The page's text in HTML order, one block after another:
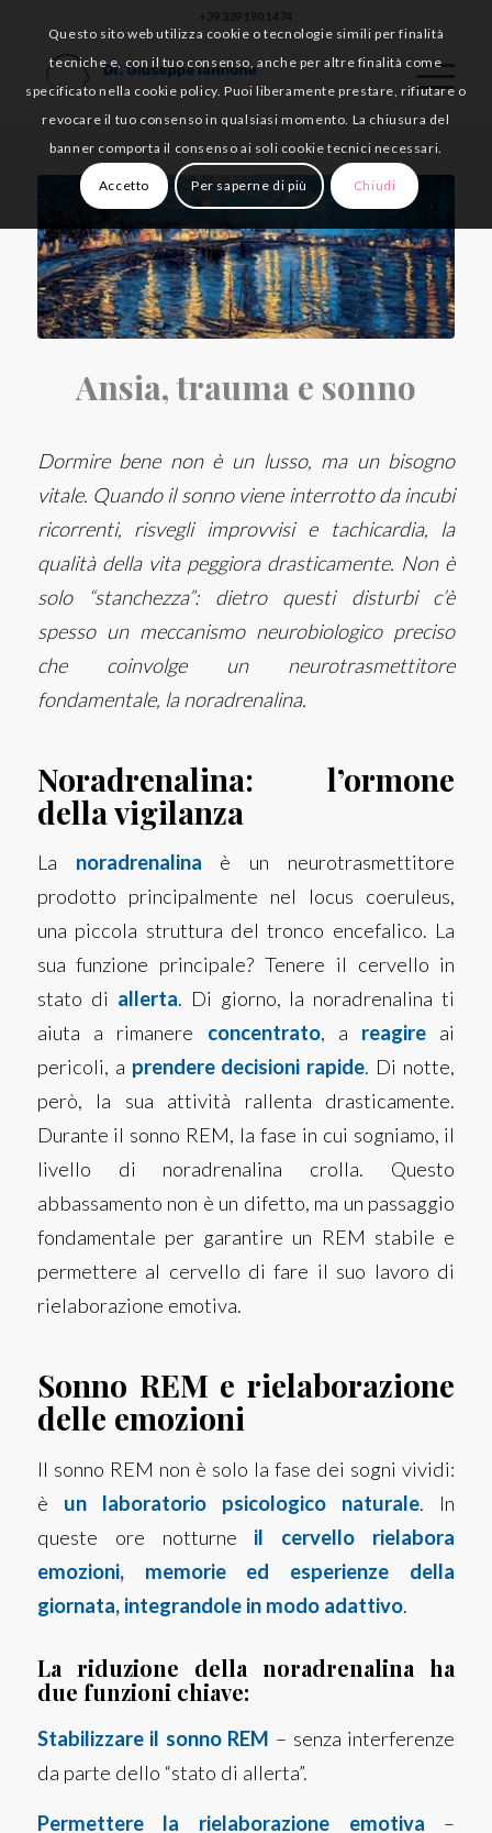
+39 339 190 1474
Ansia, trauma e sonno
Dormire bene non è un lusso, ma un bisogno
vitale. Quando il sonno viene interrotto da incubi
ricorrenti, risvegli improvvisi e tachicardia, la
qualità della vita peggiora drasticamente. Non è
solo “stanchezza”: dietro questi disturbi c’è
spesso un meccanismo neurobiologico preciso
che coinvolge un neurotrasmettitore
fondamentale, la noradrenalina.
Noradrenalina: l’ormone
della vigilanza
La noradrenalina è un neurotrasmettitore
prodotto principalmente nel locus coeruleus,
una piccola struttura del tronco encefalico. La
sua funzione principale? Tenere il cervello in
stato di allerta. Di giorno, la noradrenalina ti
aiuta a rimanere concentrato, a reagire ai
pericoli, a prendere decisioni rapide. Di notte,
però, la sua attività rallenta drasticamente.
Durante il sonno REM, la fase in cui sogniamo, il
livello di noradrenalina crolla. Questo
abbassamento non è un difetto, ma un passaggio
fondamentale per garantire un REM stabile e
permettere al cervello di fare il suo lavoro di
rielaborazione emotiva.
Sonno REM e rielaborazione
delle emozioni
Il sonno REM non è solo la fase dei sogni vividi:
è un laboratorio psicologico naturale. In
queste ore notturne il cervello rielabora
emozioni, memorie ed esperienze della
giornata, integrandole in modo adattivo.
La riduzione dellanoradrenalina ha
due funzioni chiave:
Stabilizzare il sonno REM – senza interferenze
da parte dello “stato di allerta”.
Permettere la rielaborazione emotiva –
Questo sito web utilizza cookie o tecnologie simili per finalità
tecniche e, con il tuo consenso, anche per altre finalità come
specificato nella cookie policy. Puoi liberamente prestare, rifiutare o
revocare il tuo consenso in qualsiasi momento. La chiusura del
banner comporta il consenso ai soli cookie tecnici necessari.
Accetto Per saperne di più Chiudi